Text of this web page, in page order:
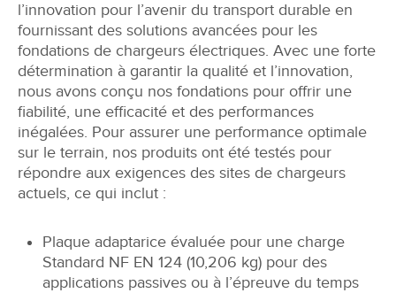
l’innovation pour l’avenir du transport durable en
fournissant des solutions avancées pour les
fondations de chargeurs électriques. Avec une forte
détermination à garantir la qualité et l’innovation,
nous avons conçu nos fondations pour offrir une
fiabilité, une efficacité et des performances
inégalées. Pour assurer une performance optimale
sur le terrain, nos produits ont été testés pour
répondre aux exigences des sites de chargeurs
actuels, ce qui inclut :
Plaque adaptarice évaluée pour une charge
Standard NF EN 124 (10,206 kg) pour des
applications passives ou à l’épreuve du temps